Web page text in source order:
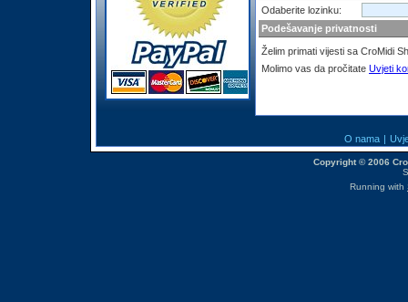
Odaberite lozinku:
Podešavanje privatnosti
Želim primati vijesti sa CroMidi
Molimo vas da pročitate Uvjeti
O nama |
Copyright © 2006
Running with